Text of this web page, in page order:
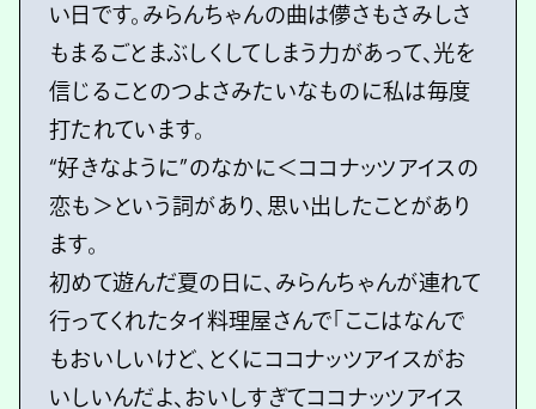
い日です。みらんちゃんの曲は儚さもさみしさ
もまるごとまぶしくしてしまう力があって、光を
信じることのつよさみたいなものに私は毎度
打たれています。
“好きなように”のなかに＜ココナッツアイスの
恋も＞という詞があり、思い出したことがあり
ます。
初めて遊んだ夏の日に、みらんちゃんが連れて
行ってくれたタイ料理屋さんで「ここはなんで
もおいしいけど、とくにココナッツアイスがお
いしいんだよ、おいしすぎてココナッツアイス